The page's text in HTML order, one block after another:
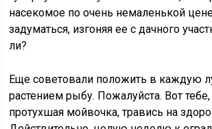
насекомое по очень немаленькой
задуматься, изгоняя ее с дачного
ли?
Еще советовали положить в каждую
растением рыбу. Пожалуйста. Вот
протухшая мойвочка, травись на